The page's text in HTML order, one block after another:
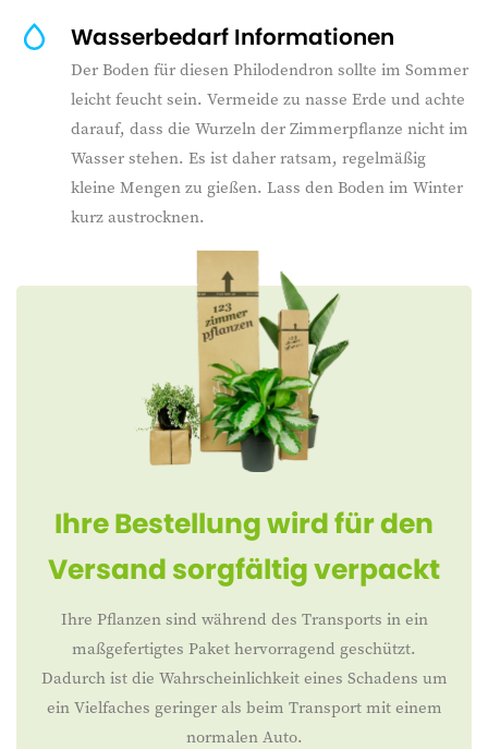
Wasserbedarf Informationen
Der Boden für diesen Philodendron sollte im Sommer
leicht feucht sein. Vermeide zu nasse Erde und achte
darauf, dass die Wurzeln der Zimmerpflanze nicht im
Wasser stehen. Es ist daher ratsam, regelmäßig
kleine Mengen zu gießen. Lass den Boden im Winter
kurz austrocknen.
Ihre Bestellung wird für den
Versand sorgfältig verpackt
Ihre Pflanzen sind während des Transports in ein
maßgefertigtes Paket hervorragend geschützt.
Dadurch ist die Wahrscheinlichkeit eines Schadens um
ein Vielfaches geringer als beim Transport mit einem
normalen Auto.